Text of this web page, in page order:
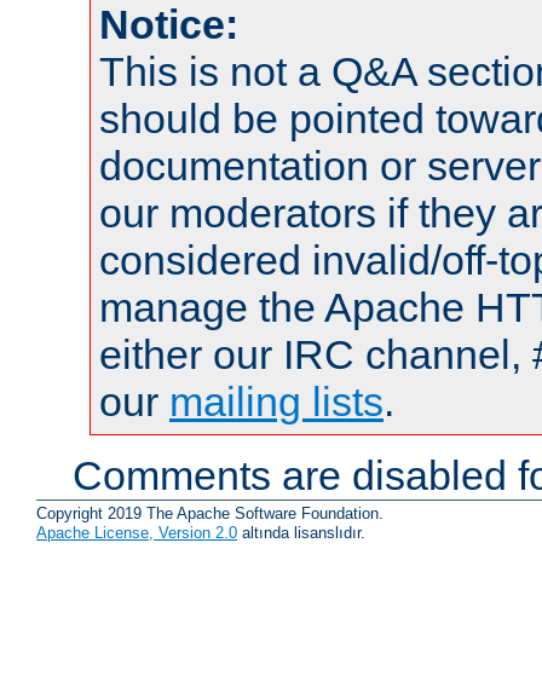
Notice:
This is not a Q&A
should be pointed
documentation or
our moderators if they
considered invalid/off-
manage the Apache
either our IRC channel,
our mailing lists.
Comments are disabled
Copyright 2019 The Apache Software Foundation.
Apache License, Version 2.0 altında lisanslıdır.